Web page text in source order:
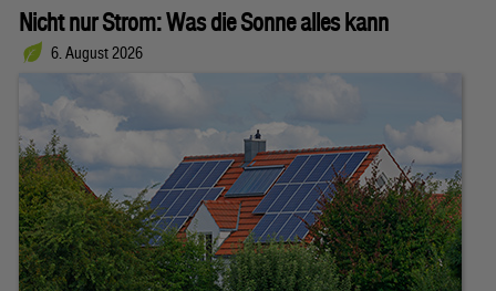
Nicht nur Strom: Was die Sonne alles kann
6. August 2026